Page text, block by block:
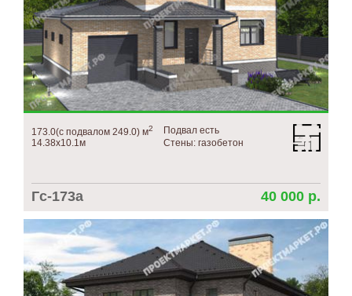
173.0(с подвалом 249.0) м2
14.38х10.1м
Подвал есть
Стены: газобетон
Гс-173а 40 000 р.